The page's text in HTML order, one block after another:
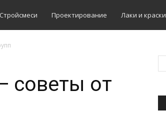
Стройсмеси Проектирование Лаки и краски
советы от